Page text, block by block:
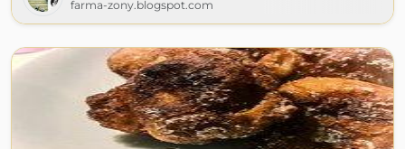
farma-zony.blogspot.com